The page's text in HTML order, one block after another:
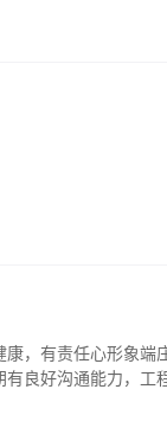
，有责任心形象端
良好沟通能力，工